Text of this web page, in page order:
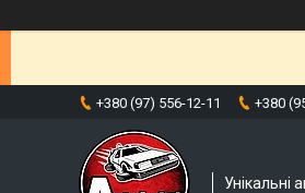
+380 (97) 556-12-11 +380
Унікальні